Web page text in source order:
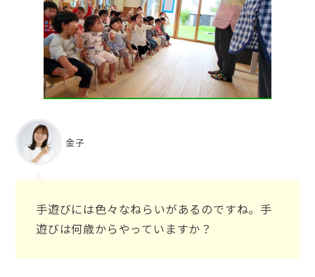
金子
手遊びには色々なねらいがあるのですね。手
遊びは何歳からやっていますか？